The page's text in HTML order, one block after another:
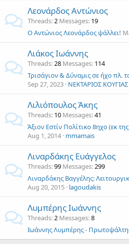
Λεονάρδος Αντώνιος
Threads 2 Messages 19
Ο Αντώνιος Λεονάρδος ψάλλει!
Λιάκος Ιωάννης
Threads 28 Messages 114
Τρισάγιον & Δύναμις σε ήχο πλ.
Sep 27, 2023 ΝΕΚΤΑΡΙΟΣ ΚΟΥΓΙΑΣ
Λιλιόπουλος Άκης
Threads 10 Messages 41
Άξιον Εστίν Πολίτικο 8ηχο (εκ
Aug 1, 2014 mmamais
Λιναρδάκης Ευάγγελος
Threads 99 Messages 299
Aug 20, 2015 lagoudakis
Λυμπέρης Ιωάννης
Threads 2 Messages 8
Ιωάννης Λυμπέρης -